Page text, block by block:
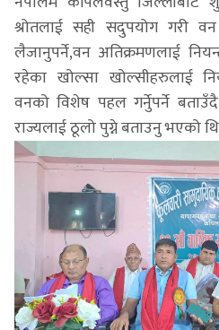
श्रोतलाई सही सदुपयोग गरी
लैजानुपर्ने,वन अतिक्रमणलाई
रहेका खोल्सा खोल्सीहरुलाई
वनको विशेष पहल गर्नुेपर्ने
राज्यलाई ठूलो पुग्ने बताउनु भएको